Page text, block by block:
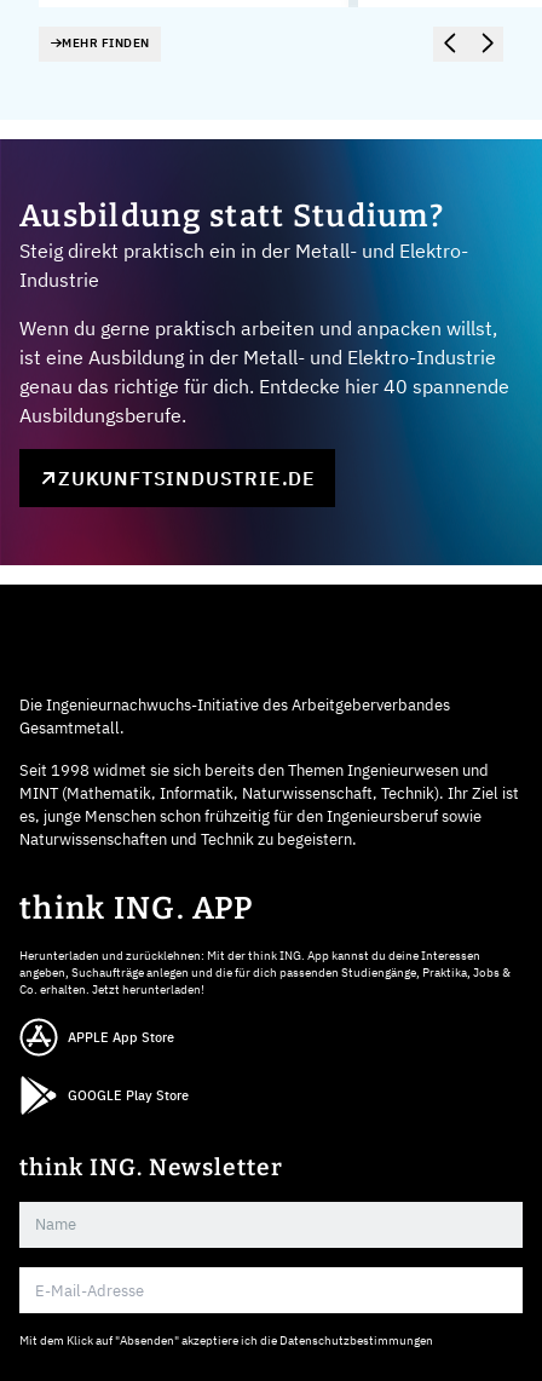
MEHR FINDEN
Ausbildung statt Studium?
Steig direkt praktisch ein in der Metall- und Elektro-
Industrie
Wenn du gerne praktisch arbeiten und anpacken willst,
ist eine Ausbildung in der Metall- und Elektro-Industrie
genau das richtige für dich. Entdecke hier 40 spannende
Ausbildungsberufe.
ZUKUNFTSINDUSTRIE.DE
Die Ingenieurnachwuchs-Initiative des Arbeitgeberverbandes
Gesamtmetall.
Seit 1998 widmet sie sich bereits den Themen Ingenieurwesen und
MINT (Mathematik, Informatik, Naturwissenschaft, Technik). Ihr Ziel ist
es, junge Menschen schon frühzeitig für den Ingenieursberuf sowie
Naturwissenschaften und Technik zu begeistern.
think ING. APP
Herunterladen und zurücklehnen: Mit der think ING. App kannst du deine Interessen
angeben, Suchaufträge anlegen und die für dich passenden Studiengänge, Praktika, Jobs &
Co. erhalten. Jetzt herunterladen!
APPLE App Store
GOOGLE Play Store
think ING. Newsletter
Mit dem Klick auf "Absenden" akzeptiere ich die Datenschutzbestimmungen